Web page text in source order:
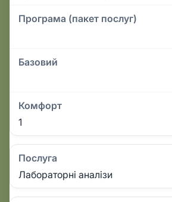
Програма (пакет послуг)
Базовий
Комфорт
1
Послуга
Лабораторні аналізи